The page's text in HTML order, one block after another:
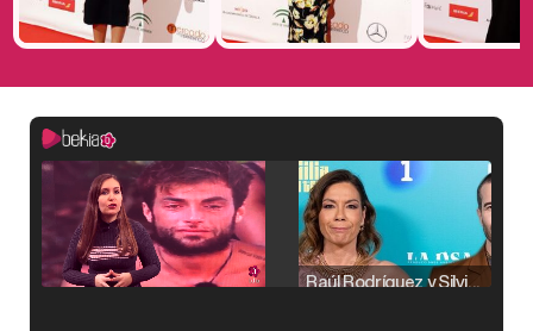
Raúl Rodríguez y Silvia Taulés nos cuentan su papel en 'La familia de la tele'